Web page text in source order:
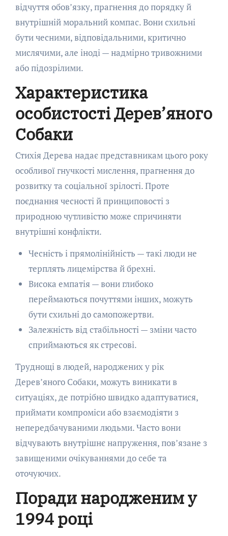
відчуття обов’язку, прагнення до порядку й
внутрішній моральний компас. Вони схильні
бути чесними, відповідальними, критично
мислячими, але іноді — надмірно тривожними
або підозрілими.
Характеристика
особистості Дерев’яного
Собаки
Стихія Дерева надає представникам цього року
особливої гнучкості мислення, прагнення до
розвитку та соціальної зрілості. Проте
поєднання чесності й принциповості з
природною чутливістю може спричиняти
внутрішні конфлікти.
Чесність і прямолінійність — такі люди не
терплять лицемірства й брехні.
Висока емпатія — вони глибоко
переймаються почуттями інших, можуть
бути схильні до самопожертви.
Залежність від стабільності — зміни часто
сприймаються як стресові.
Труднощі в людей, народжених у рік
Дерев’яного Собаки, можуть виникати в
ситуаціях, де потрібно швидко адаптуватися,
приймати компроміси або взаємодіяти з
непередбачуваними людьми. Часто вони
відчувають внутрішнє напруження, пов’язане з
завищеними очікуваннями до себе та
оточуючих.
Поради народженим у
1994 році